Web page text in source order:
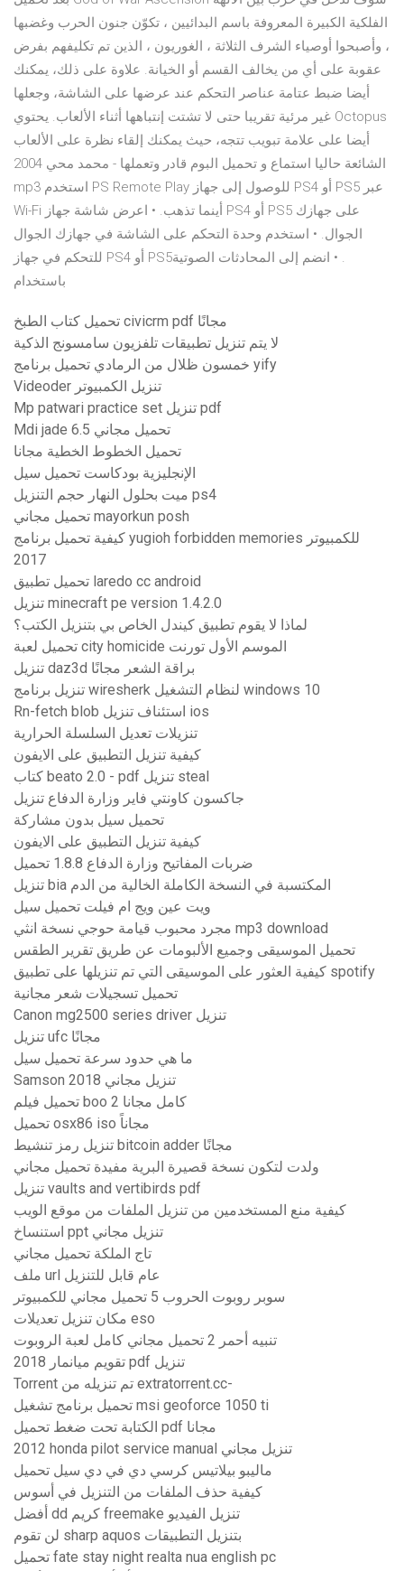
الفلكية الكبيرة المعروفة باسم البدائيين ، تكوّن جنون الحرب وغضبها
، وأصبحوا أوصياء الشرف الثلاثة ، الغوريون ، الذين تم تكليفهم بفرض
عقوبة على أي من يخالف القسم أو الخيانة. علاوة على ذلك، يمكنك
أيضا ضبط عتامة عناصر التحكم عند عرضها على الشاشة، وجعلها
غير مرئية تقريبا حتى لا تشتت إنتباهها أثناء الألعاب. يحتوي Octopus
أيضا على علامة تبويب تتجه، حيث يمكنك إلقاء نظرة على الألعاب
الشائعة حاليا استماع و تحميل البوم قادر وتعملها - محمد محي 2004
mp3 استخدم PS Remote Play للوصول إلى جهاز PS4 أو PS5 عبر
Wi-Fi أينما تذهب. • اعرض شاشة جهاز PS4 أو PS5 على جهازك
الجوال. • استخدم وحدة التحكم على الشاشة في جهازك الجوال
للتحكم في جهاز PS4 أو PS5‏. • انضم إلى المحادثات الصوتية
باستخدام
تحميل كتاب الطبخ civicrm pdf مجانًا
لا يتم تنزيل تطبيقات تلفزيون سامسونج الذكية
خمسون ظلال من الرمادي تحميل برنامج yify
Videoder تنزيل الكمبيوتر
Mp patwari practice set تنزيل pdf
Mdi jade 6.5 تحميل مجاني
تحميل الخطوط الخطية مجانا
الإنجليزية بودكاست تحميل سيل
ميت بحلول النهار حجم التنزيل ps4
تحميل مجاني mayorkun posh
كيفية تحميل برنامج yugioh forbidden memories للكمبيوتر
2017
تحميل تطبيق laredo cc android
تنزيل minecraft pe version 1.4.2.0
لماذا لا يقوم تطبيق كيندل الخاص بي بتنزيل الكتب؟
تحميل لعبة city homicide الموسم الأول تورنت
تنزيل daz3d براقة الشعر مجانًا
تنزيل برنامج wiresherk لنظام التشغيل windows 10
Rn-fetch blob استئناف تنزيل ios
تنزيلات تعديل السلسلة الحرارية
كيفية تنزيل التطبيق على الايفون
كتاب beato 2.0 - pdf تنزيل steal
جاكسون كاونتي فاير وزارة الدفاع تنزيل
تحميل سيل بدون مشاركة
كيفية تنزيل التطبيق على الايفون
ضربات المفاتيح وزارة الدفاع 1.8.8 تحميل
تنزيل bia المكتسبة في النسخة الكاملة الخالية من الدم
ويت عين ويج ام فيلت تحميل سيل
مجرد محبوب قيامة حوجي نسخة انثي mp3 download
تحميل الموسيقى وجميع الألبومات عن طريق تقرير الطقس
كيفية العثور على الموسيقى التي تم تنزيلها على تطبيق spotify
تحميل تسجيلات شعر مجانية
Canon mg2500 series driver تنزيل
تنزيل ufc مجانًا
ما هي حدود سرعة تحميل سيل
Samson 2018 تنزيل مجاني
تحميل فيلم boo 2 كامل مجانا
تحميل osx86 iso مجاناً
تنزيل رمز تنشيط bitcoin adder مجانًا
ولدت لتكون نسخة قصيرة البرية مفيدة تحميل مجاني
تنزيل vaults and vertibirds pdf
كيفية منع المستخدمين من تنزيل الملفات من موقع الويب
استنساخ ppt تنزيل مجاني
تاج الملكة تحميل مجاني
ملف url عام قابل للتنزيل
سوبر روبوت الحروب 5 تحميل مجاني للكمبيوتر
مكان تنزيل تعديلات eso
تنبيه أحمر 2 تحميل مجاني كامل لعبة الروبوت
تقويم ميانمار 2018 pdf تنزيل
Torrent تم تنزيله من extratorrent.cc-
تحميل برنامج تشغيل msi geoforce 1050 ti
الكتابة تحت ضغط تحميل pdf مجانا
2012 honda pilot service manual تنزيل مجاني
ماليبو بيلاتيس كرسي دي في دي سيل تحميل
كيفية حذف الملفات من التنزيل في أسوس
أفضل dd كريم freemake تنزيل الفيديو
لن تقوم sharp aquos بتنزيل التطبيقات
تحميل fate stay night realta nua english pc